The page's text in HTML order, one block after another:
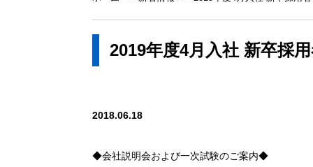
2019年度4月入社 新卒採
2018.06.18
◆会社説明会および一次試験のご案内◆